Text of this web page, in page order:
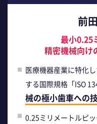
前
最小0.25
精密機械向け
医療機器産業に特化
する国際規格「ISO
械の極小歯車への
0.25ミリメートルピッ